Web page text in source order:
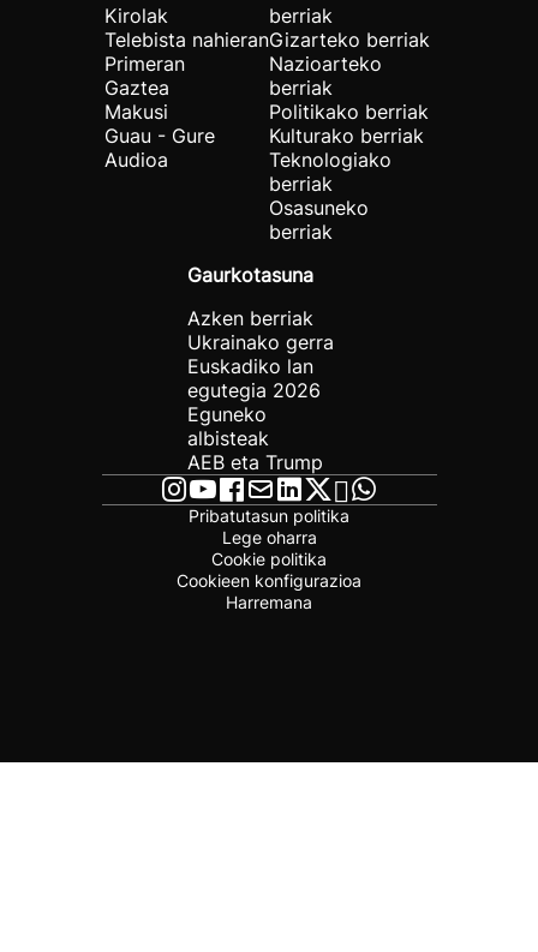
Kirolak
Telebista nahieran
Primeran
Gaztea
Makusi
Guau - Gure
Audioa
berriak
Gizarteko berriak
Nazioarteko
berriak
Politikako berriak
Kulturako berriak
Teknologiako
berriak
Osasuneko
berriak
Gaurkotasuna
Azken berriak
Ukrainako gerra
Euskadiko lan
egutegia 2026
Eguneko
albisteak
AEB eta Trump
Pribatutasun politika
Lege oharra
Cookie politika
Cookieen konfigurazioa
Harremana